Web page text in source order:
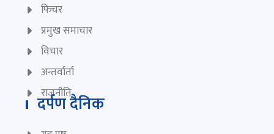
फिचर
प्रमुख समाचार
विचार
अन्तर्वार्ता
राजनीति
दर्पण दैनिक